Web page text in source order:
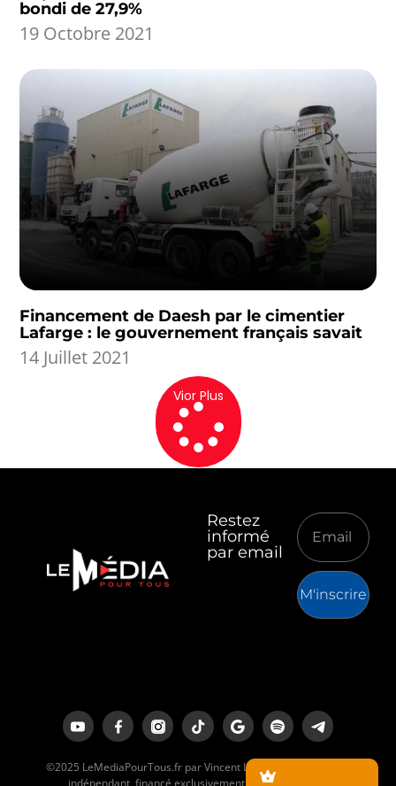
bondi de 27,9%
19 Octobre 2021
Financement de Daesh par le cimentier
Lafarge : le gouvernement français savait
14 Juillet 2021
Vior Plus
Restez
informé
par email
M'inscrire
©2025 LeMediaPourTous.fr par Vincent Lapierre est un média